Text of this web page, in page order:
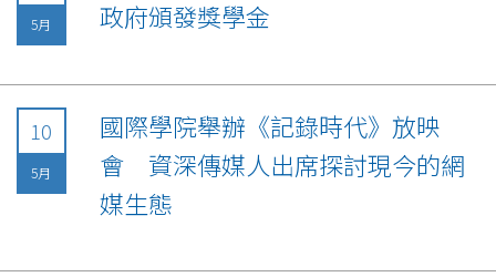
5月
政府頒發獎學金
10
5月
國際學院舉辦《記錄時代》放映
會 資深傳媒人出席探討現今的網
媒生態